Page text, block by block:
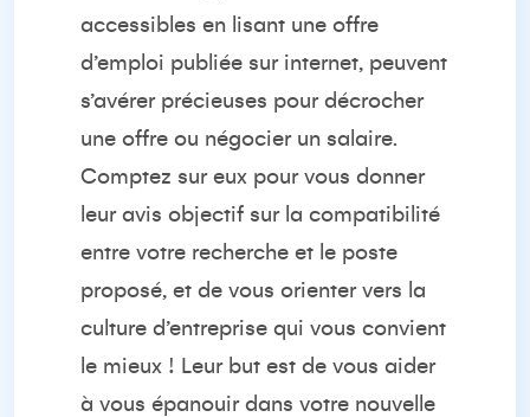
accessibles en lisant une offre
d’emploi publiée sur internet, peuvent
s’avérer précieuses pour décrocher
une offre ou négocier un salaire.
Comptez sur eux pour vous donner
leur avis objectif sur la compatibilité
entre votre recherche et le poste
proposé, et de vous orienter vers la
culture d’entreprise qui vous convient
le mieux ! Leur but est de vous aider
à vous épanouir dans votre nouvelle